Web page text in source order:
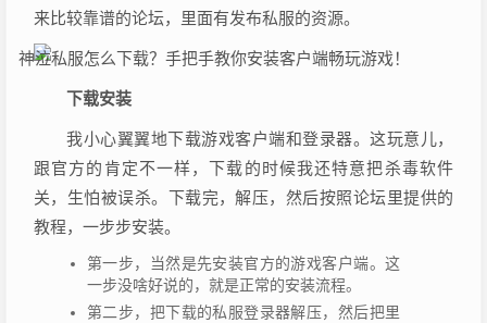
来比较靠谱的论坛，里面有发布私服的资源。
下载安装
我小心翼翼地下载游戏客户端和登录器。这玩意儿，
跟官方的肯定不一样，下载的时候我还特意把杀毒软件
关，生怕被误杀。下载完，解压，然后按照论坛里提供的
教程，一步步安装。
第一步，当然是先安装官方的游戏客户端。这
一步没啥好说的，就是正常的安装流程。
第二步，把下载的私服登录器解压，然后把里